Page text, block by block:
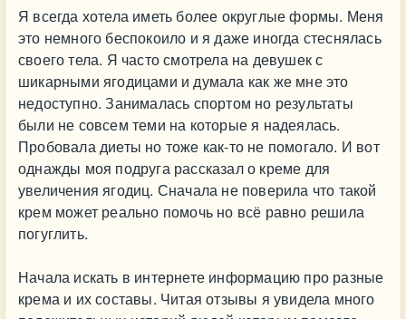
Я всегда хотела иметь более округлые формы. Меня
это немного беспокоило и я даже иногда стеснялась
своего тела. Я часто смотрела на девушек с
шикарными ягодицами и думала как же мне это
недоступно. Занималась спортом но результаты
были не совсем теми на которые я надеялась.
Пробовала диеты но тоже как-то не помогало. И вот
однажды моя подруга рассказал о креме для
увеличения ягодиц. Сначала не поверила что такой
крем может реально помочь но всё равно решила
погуглить.
Начала искать в интернете информацию про разные
крема и их составы. Читая отзывы я увидела много